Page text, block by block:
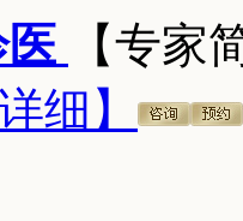
【专家
详细】